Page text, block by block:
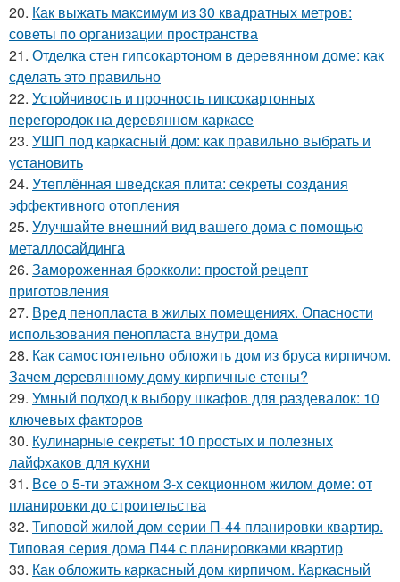
20. Как выжать максимум из 30 квадратных метров:
советы по организации пространства
21. Отделка стен гипсокартоном в деревянном доме: как
сделать это правильно
22. Устойчивость и прочность гипсокартонных
перегородок на деревянном каркасе
23. УШП под каркасный дом: как правильно выбрать и
установить
24. Утеплённая шведская плита: секреты создания
эффективного отопления
25. Улучшайте внешний вид вашего дома с помощью
металлосайдинга
26. Замороженная брокколи: простой рецепт
приготовления
27. Вред пенопласта в жилых помещениях. Опасности
использования пенопласта внутри дома
28. Как самостоятельно обложить дом из бруса кирпичом.
Зачем деревянному дому кирпичные стены?
29. Умный подход к выбору шкафов для раздевалок: 10
ключевых факторов
30. Кулинарные секреты: 10 простых и полезных
лайфхаков для кухни
31. Все о 5-ти этажном 3-х секционном жилом доме: от
планировки до строительства
32. Типовой жилой дом серии П-44 планировки квартир.
Типовая серия дома П44 с планировками квартир
33. Как обложить каркасный дом кирпичом. Каркасный